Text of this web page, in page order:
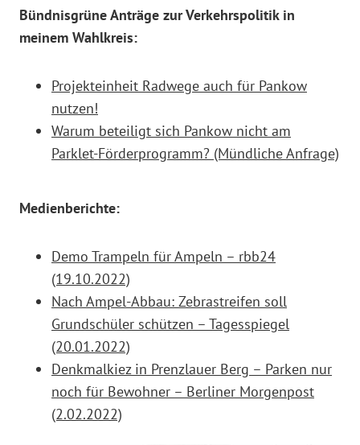
Bündnisgrüne Anträge zur Verkehrspolitik in
meinem Wahlkreis:
Projekteinheit Radwege auch für Pankow
nutzen!
Warum beteiligt sich Pankow nicht am
Parklet-Förderprogramm? (Mündliche Anfrage)
Medienberichte:
Demo Trampeln für Ampeln – rbb24
(19.10.2022)
Nach Ampel-Abbau: Zebrastreifen soll
Grundschüler schützen – Tagesspiegel
(20.01.2022)
Denkmalkiez in Prenzlauer Berg – Parken nur
noch für Bewohner – Berliner Morgenpost
(2.02.2022)